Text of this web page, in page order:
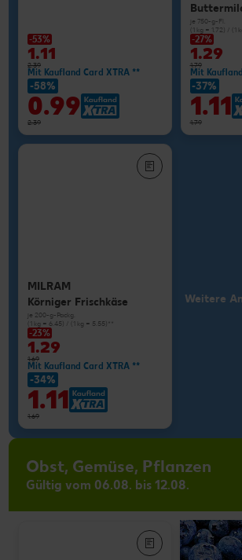
-53%
1.11
2.39
Mit Kaufland Card XTRA **
-58%
0.99
2.39
je 750-g-Fl.
(1 kg = 1.72) / (1
-27%
1.29
1.79
Mit
-37%
1.11
1.79
MILRAM
Körniger Frischkäse
je 200-g-Packg.
(1 kg = 6.45) / (1 kg = 5.55)**
-23%
1.29
1.69
Mit Kaufland Card XTRA **
-34%
1.11
1.69
Weitere
Obst, Gemüse, Pflanzen
Gültig vom 06.08. bis 12.08.